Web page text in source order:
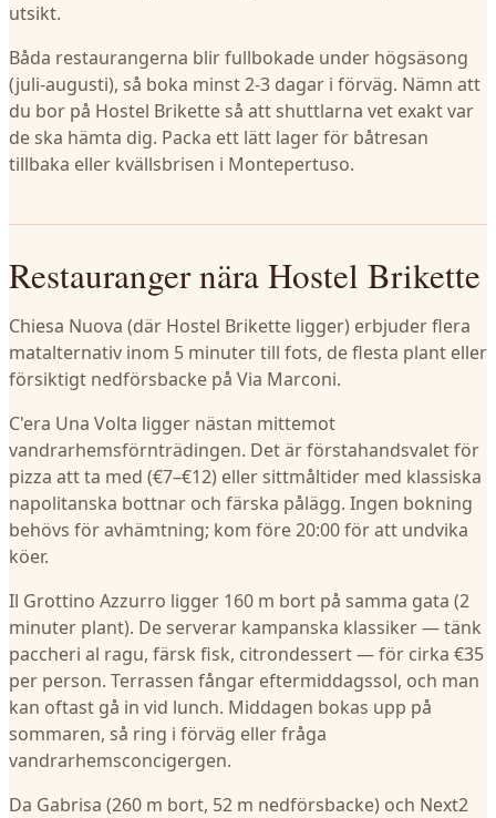
utsikt.
Båda restaurangerna blir fullbokade under högsäsong
(juli-augusti), så boka minst 2-3 dagar i förväg. Nämn att
du bor på Hostel Brikette så att shuttlarna vet exakt var
de ska hämta dig. Packa ett lätt lager för båtresan
tillbaka eller kvällsbrisen i Montepertuso.
Restauranger nära Hostel Brikette
Chiesa Nuova (där Hostel Brikette ligger) erbjuder flera
matalternativ inom 5 minuter till fots, de flesta plant eller
försiktigt nedförsbacke på Via Marconi.
C'era Una Volta ligger nästan mittemot
vandrarhemsförnträdingen. Det är förstahandsvalet för
pizza att ta med (€7–€12) eller sittmåltider med klassiska
napolitanska bottnar och färska pålägg. Ingen bokning
behövs för avhämtning; kom före 20:00 för att undvika
köer.
Il Grottino Azzurro ligger 160 m bort på samma gata (2
minuter plant). De serverar kampanska klassiker — tänk
paccheri al ragu, färsk fisk, citrondessert — för cirka €35
per person. Terrassen fångar eftermiddagssol, och man
kan oftast gå in vid lunch. Middagen bokas upp på
sommaren, så ring i förväg eller fråga
vandrarhemsconcigergen.
Da Gabrisa (260 m bort, 52 m nedförsbacke) och Next2